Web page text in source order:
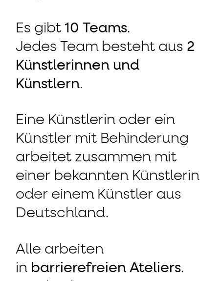
Es gibt 10 Teams.
Jedes Team besteht aus 2
Künstlerinnen und
Künstlern.
Eine Künstlerin oder ein
Künstler mit Behinderung
arbeitet zusammen mit
einer bekannten Künstlerin
oder einem Künstler aus
Deutschland.
Alle arbeiten
in barrierefreien Ateliers.